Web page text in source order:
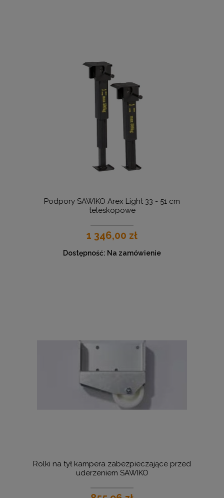
Podpory SAWIKO Arex Light 33 - 51 cm
teleskopowe
1 346,00 zł
Dostępność: Na zamówienie
Rolki na tył kampera zabezpieczające przed
uderzeniem SAWIKO